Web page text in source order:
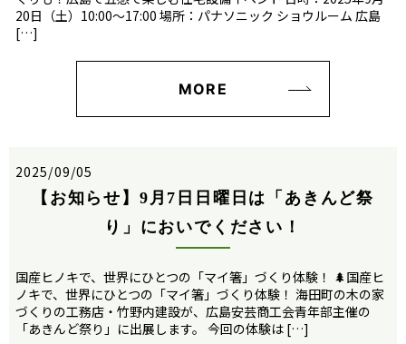
20日（土）10:00〜17:00 場所：パナソニック ショウルーム 広島
[…]
MORE
2025/09/05
【お知らせ】9月7日日曜日は「あきんど祭
り」においでください！
国産ヒノキで、世界にひとつの「マイ箸」づくり体験！ 🌲国産ヒ
ノキで、世界にひとつの「マイ箸」づくり体験！ 海田町の木の家
づくりの工務店・竹野内建設が、広島安芸商工会青年部主催の
「あきんど祭り」に出展します。 今回の体験は […]